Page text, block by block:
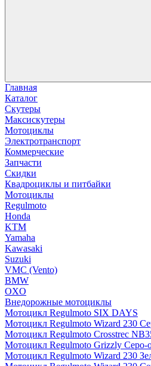
Главная
Каталог
Скутеры
Максискутеры
Мотоциклы
Электротранспорт
Коммерческие
Запчасти
Скидки
Квадроциклы и питбайки
Мотоциклы
Regulmoto
Honda
KTM
Yamaha
Kawasaki
Suzuki
VMC (Vento)
BMW
OXO
Внедорожные мотоциклы
Мотоцикл Regulmoto SIX DAYS
Мотоцикл Regulmoto Wizard 230
Мотоцикл Regulmoto Crosstrec
Мотоцикл Regulmoto Grizzly Серо-
Мотоцикл Regulmoto Wizard 230